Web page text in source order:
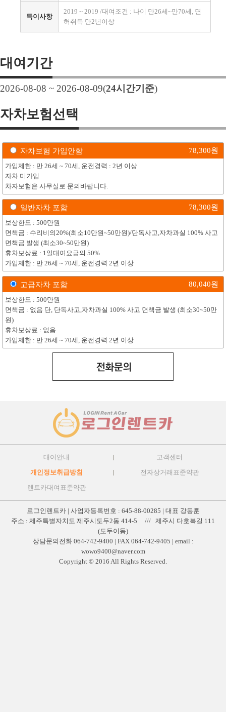
특이사항
2019 ~ 2019 /대여조건 : 나이 만26세~만70세, 면
허취득 만2년이상
대여기간
2026-08-08 ~ 2026-08-09(24시간기준)
자차보험선택
자차보험 가입안함 78,300원
가입제한 : 만 26세 ~ 70세, 운전경력 : 2년 이상
자차 미가입
차자보험은 사무실로 문의바랍니다.
일반자차 포함 78,300원
보상한도 : 500만원
면책금 : 수리비의20%(최소10만원~50만원)/단독사고,자차과실 100% 사고
면책금 발생 (최소30~50만원)
휴차보상료 : 1일대여요금의 50%
가입제한 : 만 26세 ~ 70세, 운전경력 2년 이상
고급자차 포함 80,040원
보상한도 : 500만원
면책금 : 없음 단, 단독사고,자차과실 100% 사고 면책금 발생 (최소30~50만
원)
휴차보상료 : 없음
가입제한 : 만 26세 ~ 70세, 운전경력 2년 이상
대여안내 고객센터
개인정보취급방침 전자상거래표준약관
렌트카대여표준약관
로그인렌트카 | 사업자등록번호 : 645-88-00285 | 대표 강동훈
주소 : 제주특별자치도 제주시도두2동 414-5 /// 제주시 다호북길 111
(도두이동)
상담문의전화 064-742-9400 | FAX 064-742-9405 | email :
wowo9400@naver.com
Copyright © 2016 All Rights Reserved.